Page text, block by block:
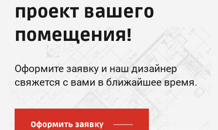
проект вашего
помещения!
Оформите заявку и наш дизайнер
свяжется с вами в ближайшее время.
Оформить заявку